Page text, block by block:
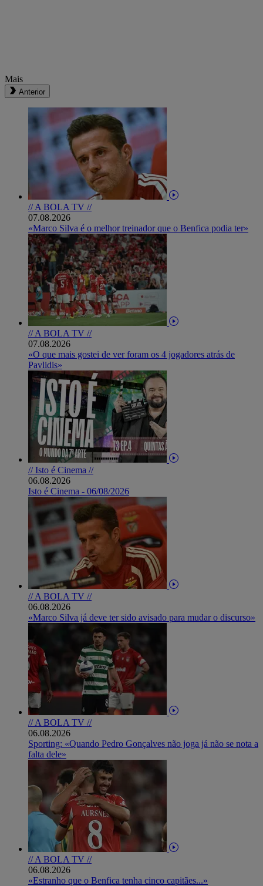
Mais
Anterior
// A BOLA TV //
07.08.2026
«Marco Silva é o melhor treinador que o Benfica podia ter»
// A BOLA TV //
07.08.2026
«O que mais gostei de ver foram os 4 jogadores atrás de
Pavlidis»
// Isto é Cinema //
06.08.2026
Isto é Cinema - 06/08/2026
// A BOLA TV //
06.08.2026
«Marco Silva já deve ter sido avisado para mudar o discurso»
// A BOLA TV //
06.08.2026
Sporting: «Quando Pedro Gonçalves não joga já não se nota a
falta dele»
// A BOLA TV //
06.08.2026
«Estranho que o Benfica tenha cinco capitães...»